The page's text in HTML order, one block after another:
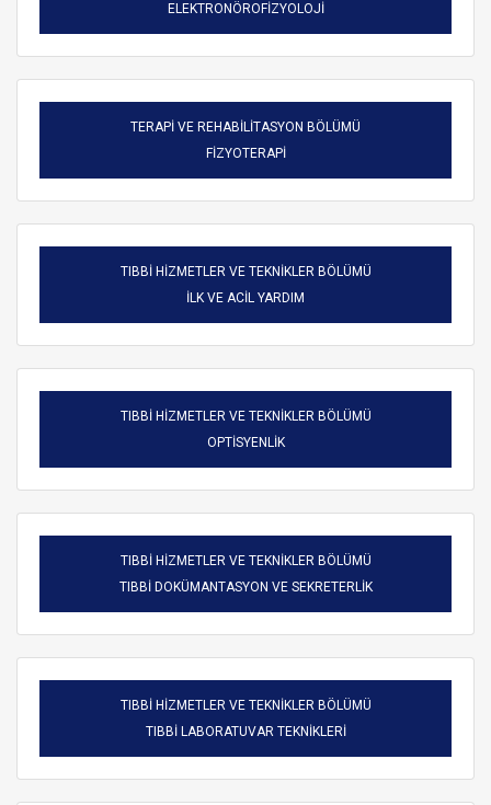
ELEKTRONÖROFİZYOLOJİ
TERAPİ VE REHABİLİTASYON BÖLÜMÜ
FİZYOTERAPİ
TIBBİ HİZMETLER VE TEKNİKLER BÖLÜMÜ
İLK VE ACİL YARDIM
TIBBİ HİZMETLER VE TEKNİKLER BÖLÜMÜ
OPTİSYENLİK
TIBBİ HİZMETLER VE TEKNİKLER BÖLÜMÜ
TIBBİ DOKÜMANTASYON VE SEKRETERLİK
TIBBİ HİZMETLER VE TEKNİKLER BÖLÜMÜ
TIBBİ LABORATUVAR TEKNİKLERİ